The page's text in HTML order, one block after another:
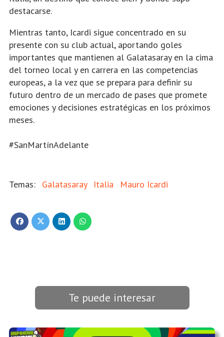
destacarse.
Mientras tanto, Icardi sigue concentrado en su
presente con su club actual, aportando goles
importantes que mantienen al Galatasaray en la cima
del torneo local y en carrera en las competencias
europeas, a la vez que se prepara para definir su
futuro dentro de un mercado de pases que promete
emociones y decisiones estratégicas en los próximos
meses.
#SanMartínAdelante
Galatasaray Italia Mauro Icardi
Te puede interesar